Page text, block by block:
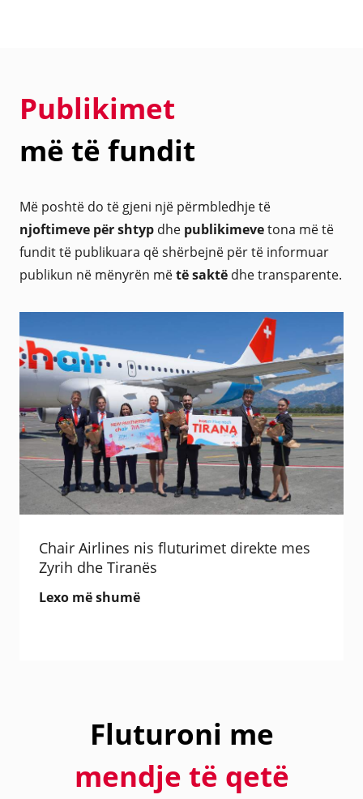
Publikimet
më të fundit
Më poshtë do të gjeni një përmbledhje të
njoftimeve për shtyp dhe publikimevetona më të
fundit të publikuara që shërbejnë për të informuar
publikun në mënyrën mëtë saktë dhe transparente.
Chair Airlines nis fluturimet direkte mes
Zyrih dhe Tiranës
Lexo më shumë
Fluturoni me
mendje të qetë